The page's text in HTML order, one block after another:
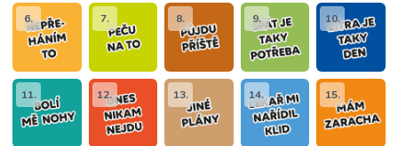
6. 7. 8. 9. 10.
11. 12. 13. 14. 15.